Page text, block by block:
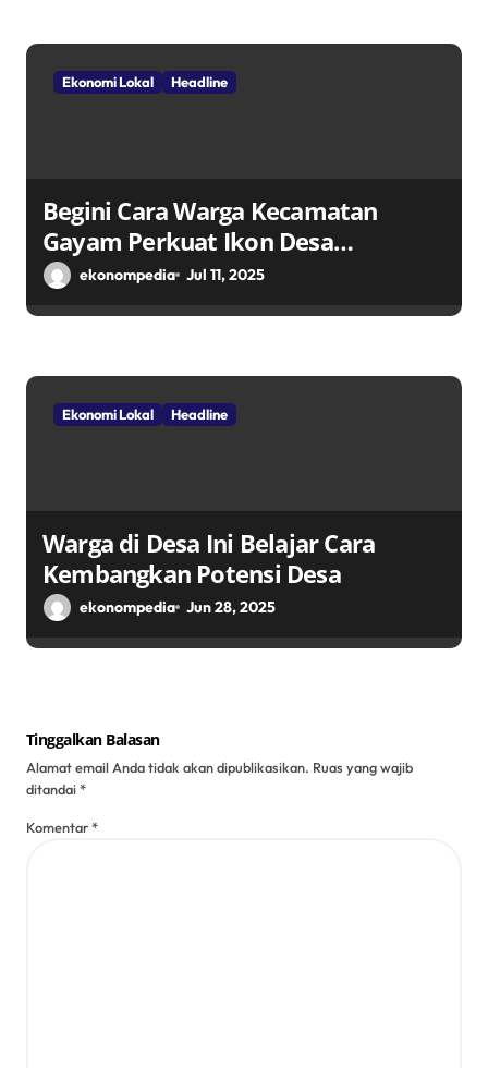
Ekonomi Lokal Headline
Begini Cara Warga Kecamatan
Gayam Perkuat Ikon Desa
Penggerak Ekonomi Lokal Melalui
ekonompedia Jul 11, 2025
Ekonomi Lokal Headline
Warga di Desa Ini Belajar Cara
Kembangkan Potensi Desa
ekonompedia Jun 28, 2025
Tinggalkan Balasan
Alamat email Anda tidak akan dipublikasikan. Ruas yang wajib
ditandai*
Komentar*